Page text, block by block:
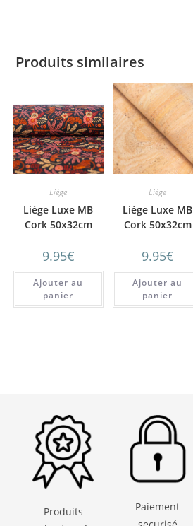
Produits similaires
Liège
Liège Luxe MB
Cork 50x32cm
9.95€
Ajouter au
panier
Liège
Liège Luxe MB
Cork 50x32cm
9.95€
Ajouter au
panier
Produits
Paiement